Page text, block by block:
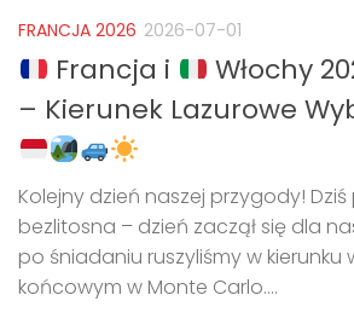
FRANCJA 2026 2026-07-01
Francja i
Włochy
– Kierunek Lazurowe
Kolejny dzień naszej przygody!
bezlitosna – dzień zaczął się dla
po śniadaniu ruszyliśmy w kierunku
końcowym w Monte Carlo....